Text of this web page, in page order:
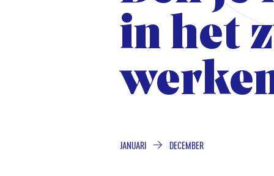
in het
JANUARI DECEMBER
in het